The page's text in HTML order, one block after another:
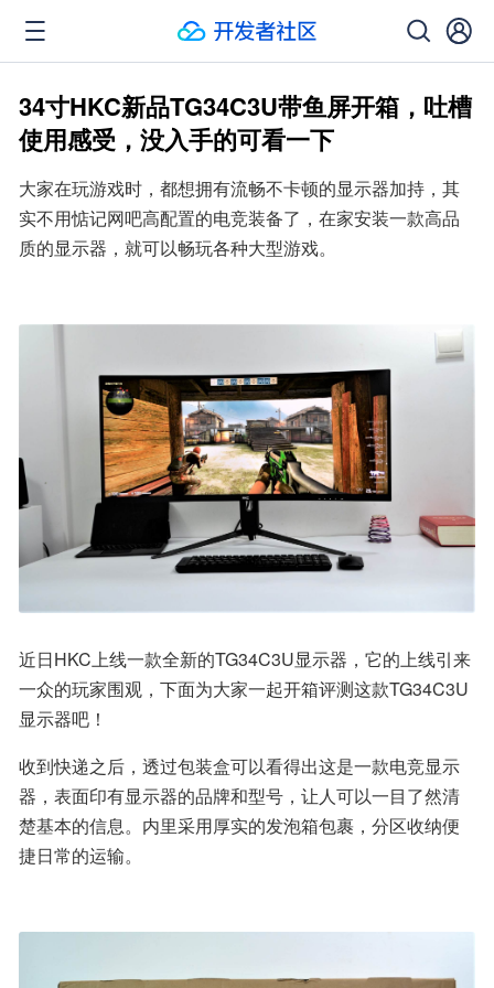
34寸HKC新品TG34C3U带鱼屏开箱，吐槽
使用感受，没入手的可看一下
大家在玩游戏时，都想拥有流畅不卡顿的显示器加持，其
实不用惦记网吧高配置的电竞装备了，在家安装一款高品
质的显示器，就可以畅玩各种大型游戏。
近日HKC上线一款全新的TG34C3U显示器，它的上线引来
一众的玩家围观，下面为大家一起开箱评测这款TG34C3U
显示器吧！
收到快递之后，透过包装盒可以看得出这是一款电竞显示
器，表面印有显示器的品牌和型号，让人可以一目了然清
楚基本的信息。内里采用厚实的发泡箱包裹，分区收纳便
捷日常的运输。